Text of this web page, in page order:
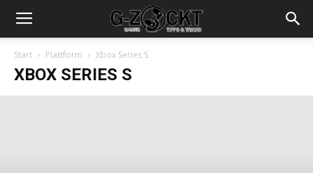
Start Plattform Xbox Series S
XBOX SERIES S